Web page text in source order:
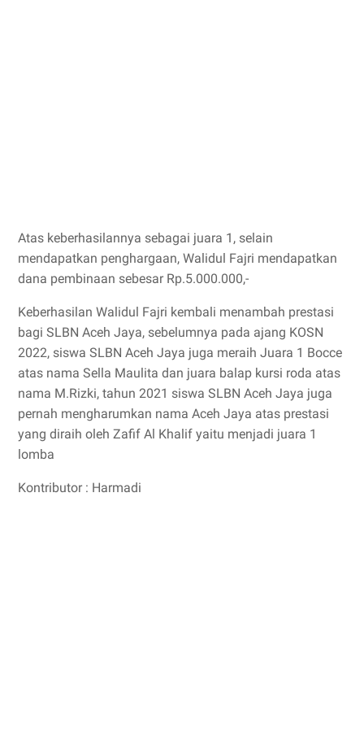
Atas keberhasilannya sebagai juara 1, selain
mendapatkan penghargaan, Walidul Fajri mendapatkan
dana pembinaan sebesar Rp.5.000.000,-
Keberhasilan Walidul Fajri kembali menambah prestasi
bagi SLBN Aceh Jaya, sebelumnya pada ajang KOSN
2022, siswa SLBN Aceh Jaya juga meraih Juara 1 Bocce
atas nama Sella Maulita dan juara balap kursi roda atas
nama M.Rizki, tahun 2021 siswa SLBN Aceh Jaya juga
pernah mengharumkan nama Aceh Jaya atas prestasi
yang diraih oleh Zafif Al Khalif yaitu menjadi juara 1
lomba
Kontributor : Harmadi